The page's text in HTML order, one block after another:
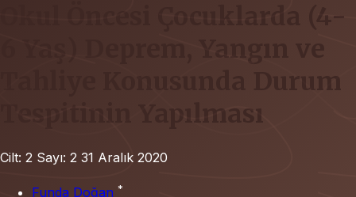
Okul Öncesi Çocuklarda (4-
6 Yaş) Deprem, Yangın ve
Tahliye Konusunda Durum
Tespitinin Yapılması
Cilt: 2 Sayı: 2 31 Aralık 2020
Funda Doğan *